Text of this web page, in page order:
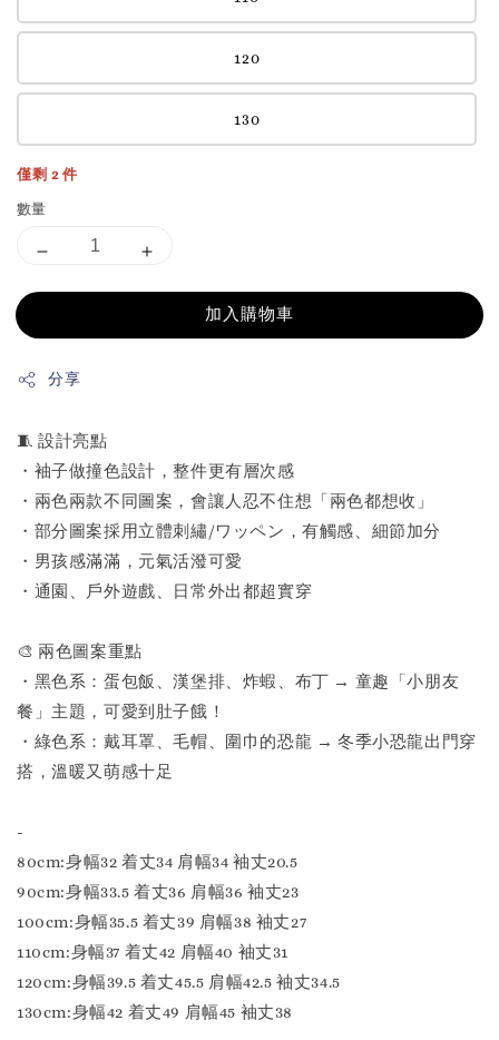
120
130
僅剩 2 件
數量
加入購物車
分享
🧵 設計亮點
・袖子做撞色設計，整件更有層次感
・兩色兩款不同圖案，會讓人忍不住想「兩色都想收」
・部分圖案採用立體刺繡/ワッペン，有觸感、細節加分
・男孩感滿滿，元氣活潑可愛
・通園、戶外遊戲、日常外出都超實穿
🎨 兩色圖案重點
・黑色系：蛋包飯、漢堡排、炸蝦、布丁 → 童趣「小朋友
餐」主題，可愛到肚子餓！
・綠色系：戴耳罩、毛帽、圍巾的恐龍 → 冬季小恐龍出門穿
搭，溫暖又萌感十足
-
80cm:身幅32 着丈34 肩幅34 袖丈20.5
90cm:身幅33.5 着丈36 肩幅36 袖丈23
100cm:身幅35.5 着丈39 肩幅38 袖丈27
110cm:身幅37 着丈42 肩幅40 袖丈31
120cm:身幅39.5 着丈45.5 肩幅42.5 袖丈34.5
130cm:身幅42 着丈49 肩幅45 袖丈38